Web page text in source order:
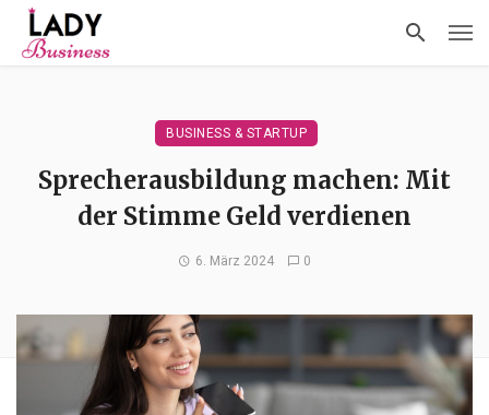
BUSINESS & STARTUP
Sprecherausbildung machen: Mit
der Stimme Geld verdienen
6. März 2024 0